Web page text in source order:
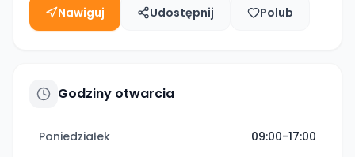
Nawiguj Udostępnij Polub
Godziny otwarcia
Poniedziałek 09:00-17:00